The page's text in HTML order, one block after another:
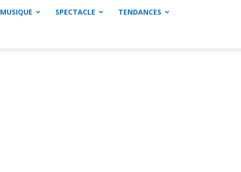
MUSIQUE SPECTACLE TENDANCES